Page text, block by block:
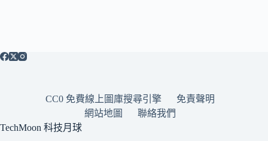
CC0 免費線上圖庫搜尋引擎
免責聲明
網站地圖
聯絡我們
TechMoon 科技月球